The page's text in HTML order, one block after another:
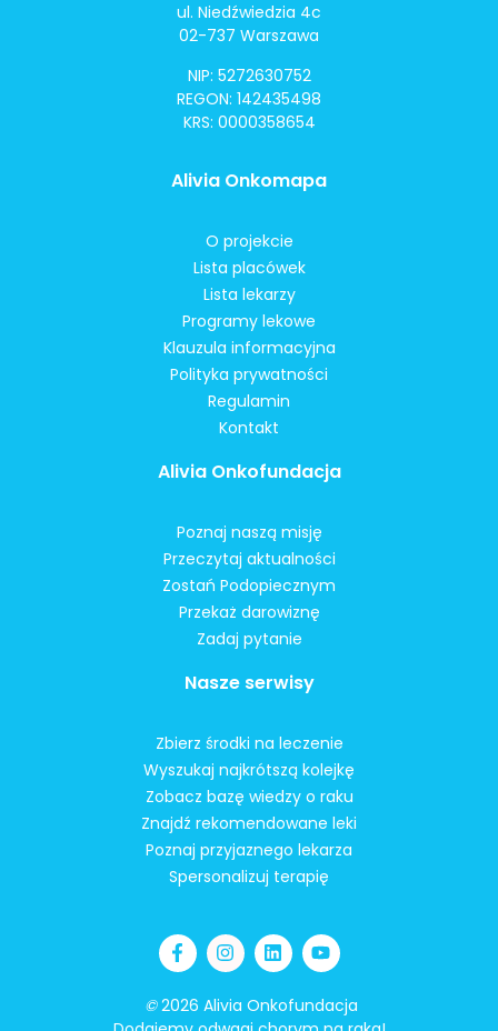
ul. Niedźwiedzia 4c
02-737 Warszawa
NIP: 5272630752
REGON: 142435498
KRS: 0000358654
Alivia Onkomapa
O projekcie
Lista placówek
Lista lekarzy
Programy lekowe
Klauzula informacyjna
Polityka prywatności
Regulamin
Kontakt
Alivia Onkofundacja
Poznaj naszą misję
Przeczytaj aktualności
Zostań Podopiecznym
Przekaż darowiznę
Zadaj pytanie
Nasze serwisy
Zbierz środki na leczenie
Wyszukaj najkrótszą kolejkę
Zobacz bazę wiedzy o raku
Znajdź rekomendowane leki
Poznaj przyjaznego lekarza
Spersonalizuj terapię
©2026 Alivia Onkofundacja